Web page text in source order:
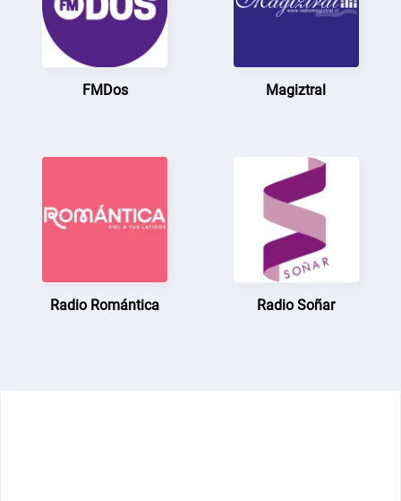
FMDos Magiztral
Radio Romántica Radio Soñar